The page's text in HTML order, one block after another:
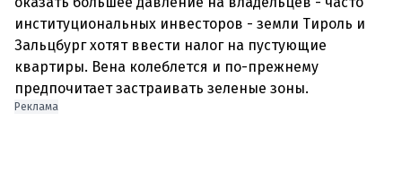
институциональных инвесторов - земли Тироль и
Зальцбург хотят ввести налог на пустующие
квартиры. Вена колеблется и по-прежнему
Реклама